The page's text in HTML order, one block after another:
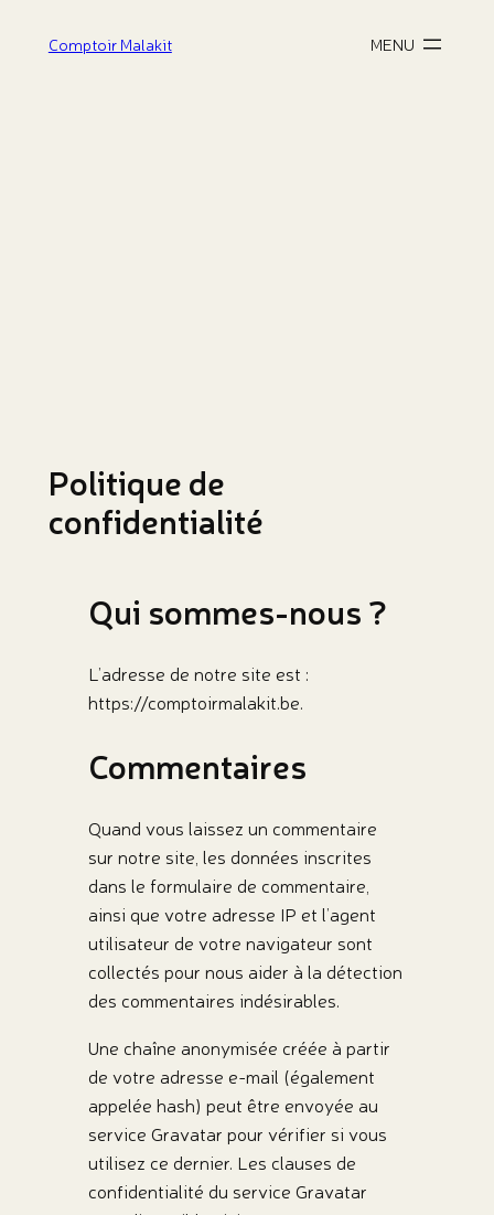
Comptoir Malakit
Politique de
confidentialité
Qui sommes-nous ?
L’adresse de notre site est :
https://comptoirmalakit.be.
Commentaires
Quand vous laissez un commentaire
sur notre site, les données inscrites
dans le formulaire de commentaire,
ainsi que votre adresse IP et l’agent
utilisateur de votre navigateur sont
collectés pour nous aider à la détection
des commentaires indésirables.
Une chaîne anonymisée créée à partir
de votre adresse e-mail (également
appelée hash) peut être envoyée au
service Gravatar pour vérifier si vous
utilisez ce dernier. Les clauses de
confidentialité du service Gravatar